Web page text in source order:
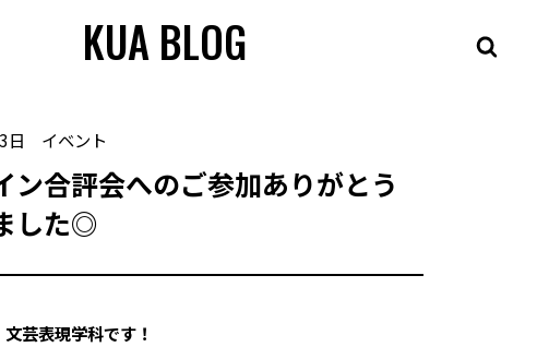
KUA BLOG
日 イベント
ン合評会へのご参加ありがとう
した◎
芸表現学科です！